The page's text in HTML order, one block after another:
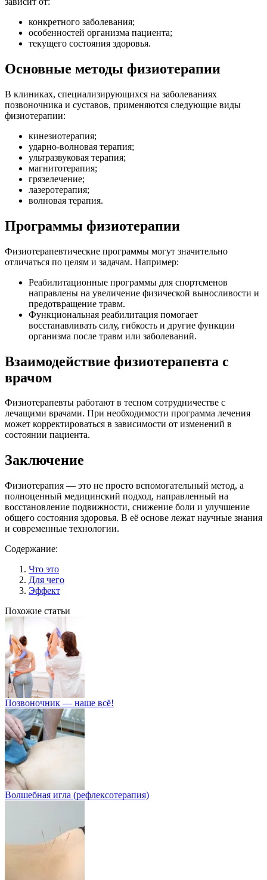
конкретного заболевания;
особенностей организма пациента;
текущего состояния здоровья.
Основные методы физиотерапии
В клиниках, специализирующихся на заболеваниях
позвоночника и суставов, применяются следующие виды
физиотерапии:
кинезиотерапия;
ударно-волновая терапия;
ультразвуковая терапия;
магнитотерапия;
грязелечение;
лазеротерапия;
волновая терапия.
Программы физиотерапии
Физиотерапевтические программы могут значительно
отличаться по целям и задачам. Например:
Реабилитационные программы для спортсменов
направлены на увеличение физической выносливости и
предотвращение травм.
Функциональная реабилитация помогает
восстанавливать силу, гибкость и другие функции
организма после травм или заболеваний.
Взаимодействие физиотерапевта с
врачом
Физиотерапевты работают в тесном сотрудничестве с
лечащими врачами. При необходимости программа лечения
может корректироваться в зависимости от изменений в
состоянии пациента.
Заключение
Физиотерапия — это не просто вспомогательный метод, а
полноценный медицинский подход, направленный на
восстановление подвижности, снижение боли и улучшение
общего состояния здоровья. В её основе лежат научные знания
и современные технологии.
Содержание:
Что это
Для чего
Эффект
Похожие статьи
Позвоночник — наше всё!
Волшебная игла (рефлексотерапия)